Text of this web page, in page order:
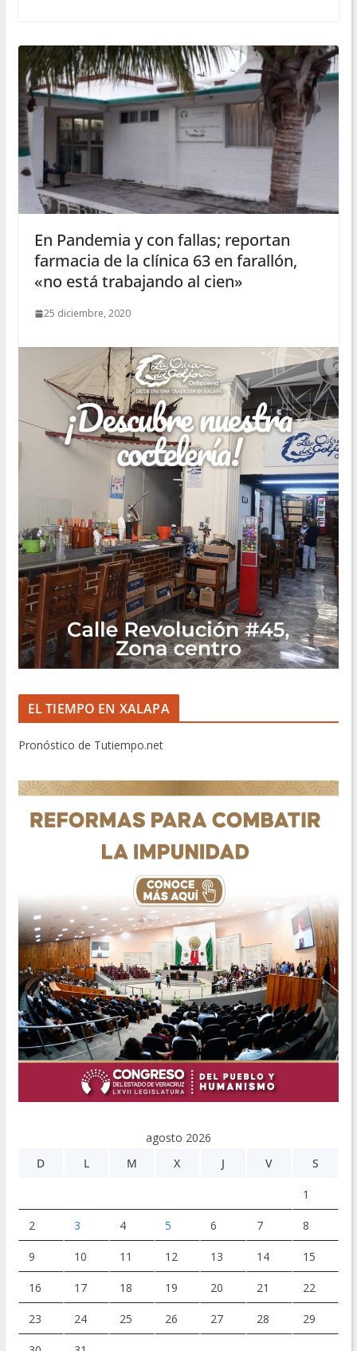
En Pandemia y con fallas; reportan
farmacia de la clínica 63 en farallón,
«no está trabajando al cien»
25 diciembre, 2020
EL TIEMPO EN XALAPA
Pronóstico de Tutiempo.net
agosto 2026
D
L M X J V S
1
2 3 4 5 6 7 8
9 10 11 12 13 14 15
16 17 18 19 20 21 22
23 24 25 26 27 28 29